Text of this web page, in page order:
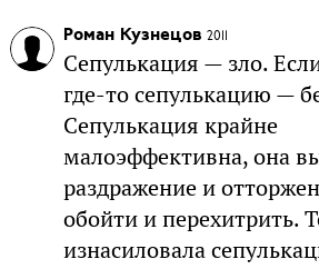
Роман Кузнецов 2011
Сепулькация — зло.
где-то сепулькацию —
Сепулькация крайне
малоэффективна, она
раздражение и
обойти и перехитрить.
изнасиловала